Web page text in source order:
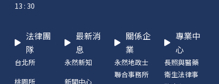
13 : 30
法律團
隊
台北所
桃園所
最新消
息
永然新知
新聞中心
關係企
業
永然地政士
聯合事務所
專業中
心
長照與醫藥
衛生法律事